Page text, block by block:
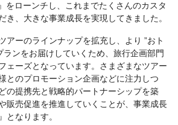
をローンチし、これまでたくさんのカスタ
き、大きな事業成長を実現してきました。
アーのラインナップを拡充し、より ”おト
ランをお届けしていくため、旅行企画部門
ェーズとなっています。さまざまなツアー
とのプロモーション企画などに注力しつ
の提携先と戦略的パートナーシップを築
販売促進を推進していくことが、事業成長
となります。